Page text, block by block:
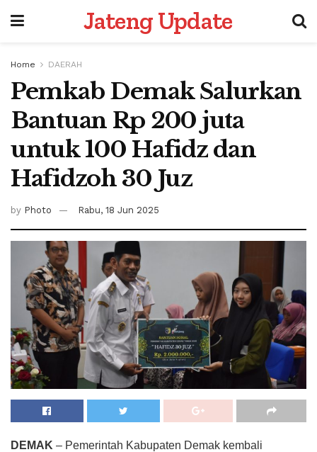
Jateng Update
Home DAERAH
Pemkab Demak Salurkan
Bantuan Rp 200 juta
untuk 100 Hafidz dan
Hafidzoh 30 Juz
by Photo Rabu, 18 Jun 2025
DEMAK – Pemerintah Kabupaten Demak kembali